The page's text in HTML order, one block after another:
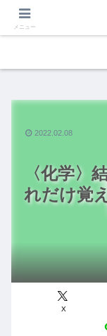
〈化学〉
れだけ覚
X
2022.02.08
メニュー